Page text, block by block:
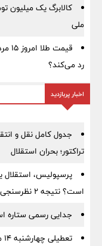
کالابرگ یک میلیون
ملی
رد می‌کند؟
اخبار پربازدید
جدول کامل نقل و
تراکتور؛ بحران استقلال
پرسپولیس، استقلال
است؟ نتیجه ۲ نظرسنجی بزرگ
جدایی رسمی ستاره